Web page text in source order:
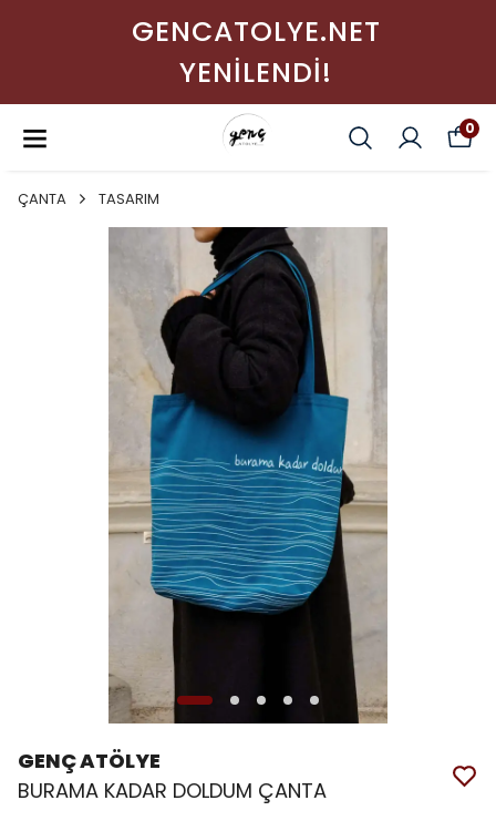
GENCATOLYE.NET
YENİLENDİ!
0
ÇANTA TASARIM
GENÇ ATÖLYE
BURAMA KADAR DOLDUM ÇANTA